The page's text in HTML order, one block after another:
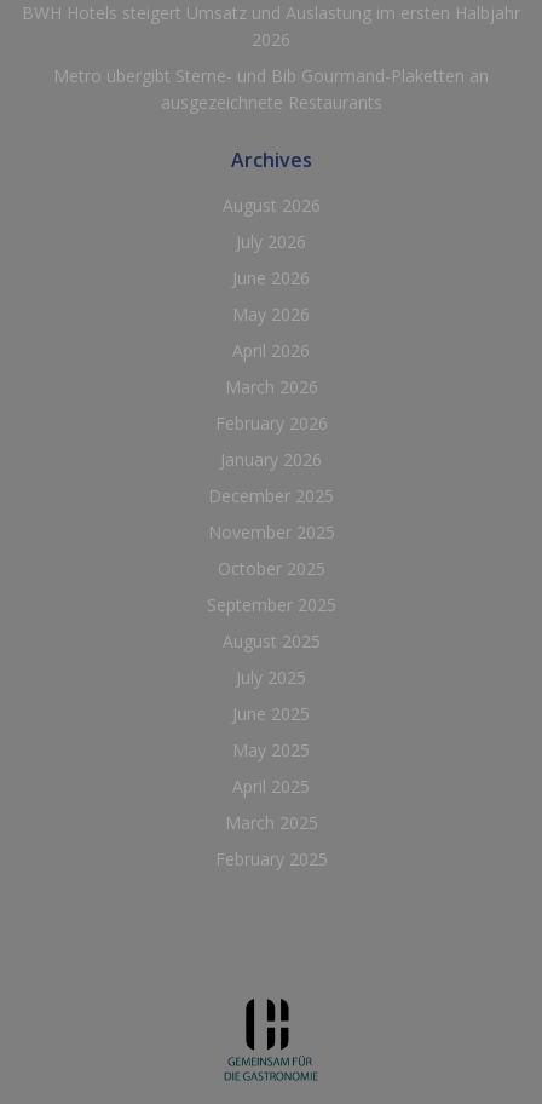
BWH Hotels steigert Umsatz und Auslastung im ersten Halbjahr
2026
Metro übergibt Sterne- und Bib Gourmand-Plaketten an
ausgezeichnete Restaurants
Archives
August 2026
July 2026
June 2026
May 2026
April 2026
March 2026
February 2026
January 2026
December 2025
November 2025
October 2025
September 2025
August 2025
July 2025
June 2025
May 2025
April 2025
March 2025
February 2025